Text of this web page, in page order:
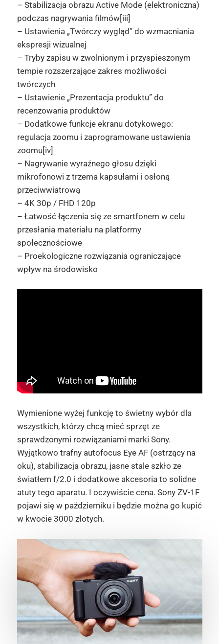
– Stabilizacja obrazu Active Mode (elektroniczna)
podczas nagrywania filmów[iii]
– Ustawienia „Twórczy wygląd” do wzmacniania
ekspresji wizualnej
– Tryby zapisu w zwolnionym i przyspieszonym
tempie rozszerzające zakres możliwości
twórczych
– Ustawienie „Prezentacja produktu” do
recenzowania produktów
– Dodatkowe funkcje ekranu dotykowego:
regulacja zoomu i zaprogramowane ustawienia
zoomu[iv]
– Nagrywanie wyraźnego głosu dzięki
mikrofonowi z trzema kapsułami i osłoną
przeciwwiatrową
– 4K 30p / FHD 120p
– Łatwość łączenia się ze smartfonem w celu
przesłania materiału na platformy
społecznościowe
– Proekologiczne rozwiązania ograniczające
wpływ na środowisko
Wymienione wyżej funkcję to świetny wybór dla
wszystkich, którzy chcą mieć sprzęt ze
sprawdzonymi rozwiązaniami marki Sony.
Wyjątkowo trafny autofocus Eye AF (ostrzący na
oku), stabilizacja obrazu, jasne stale szkło ze
światłem f/2.0 i dodatkowe akcesoria to solidne
atuty tego aparatu. I oczywiście cena. Sony ZV-1F
pojawi się w październiku i będzie można go kupić
w kwocie 3000 złotych.